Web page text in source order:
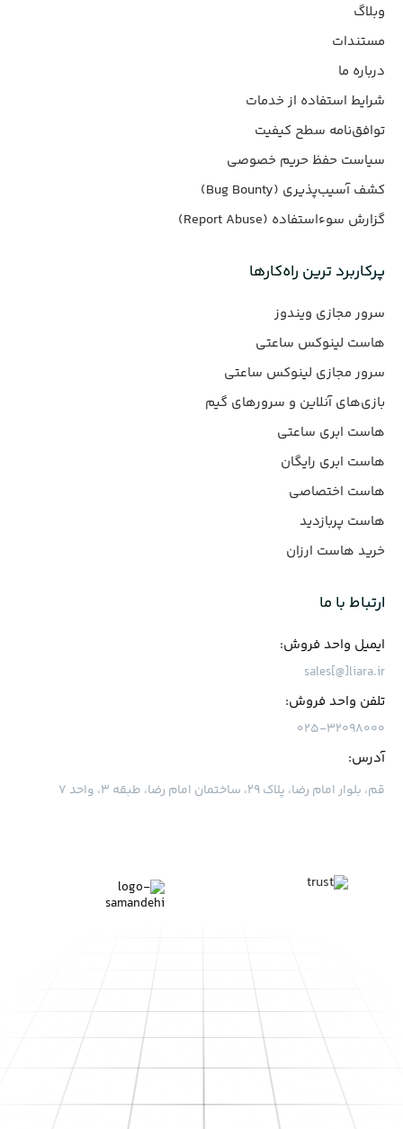
وبلاگ
مستندات
درباره ما
شرایط استفاده از خدمات
توافق‌نامه سطح کیفیت
سیاست حفظ حریم خصوصی
کشف آسیب‌پذیری (Bug Bounty)
گزارش سوءاستفاده (Report Abuse)
پرکاربرد ترین راه‌کارها
سرور مجازی ویندوز
هاست لینوکس ساعتی
سرور مجازی لینوکس ساعتی
بازی‌های آنلاین و سرورهای گیم
هاست ابری ساعتی
هاست ابری رایگان
هاست اختصاصی
هاست پربازدید
خرید هاست ارزان
ارتباط با ما
ایمیل واحد فروش:
sales[@]liara.ir
تلفن واحد فروش:
۰۲۵-۳۲۰۹۸۰۰۰
آدرس:
قم، بلوار امام رضا، پلاک ۲۹، ساختمان امام رضا، طبقه ۳، واحد ۷